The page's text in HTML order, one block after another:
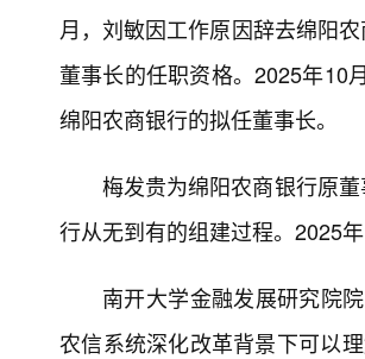
月，刘敏因工作原因辞去绵阳
董事长的任职资格。2025年10
绵阳农商银行的拟任董事长。
梅发贵为绵阳农商银行原
行从无到有的组建过程。2025
南开大学金融发展研究院
农信系统深化改革背景下可以